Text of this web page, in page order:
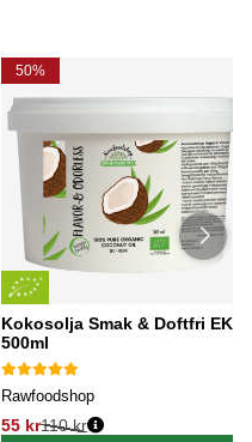
50%
Kokosolja Smak & Doftfri EKO
500ml
Rawfoodshop
55 kr110 kr